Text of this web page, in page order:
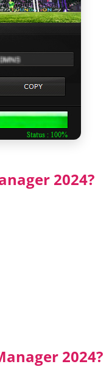
2024?
2024?